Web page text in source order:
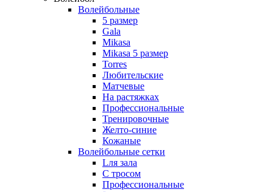
Волейбольные
5 размер
Gala
Mikasa
Mikasa 5 размер
Torres
Любительские
Матчевые
На растяжках
Профессиональные
Тренировочные
Желто-синие
Кожаные
Волейбольные сетки
Lля зала
C тросом
Профессиональные